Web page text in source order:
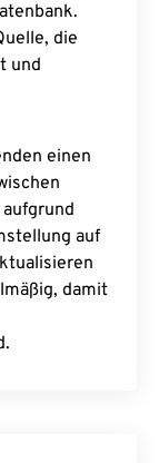
die
und
einen
auf
damit